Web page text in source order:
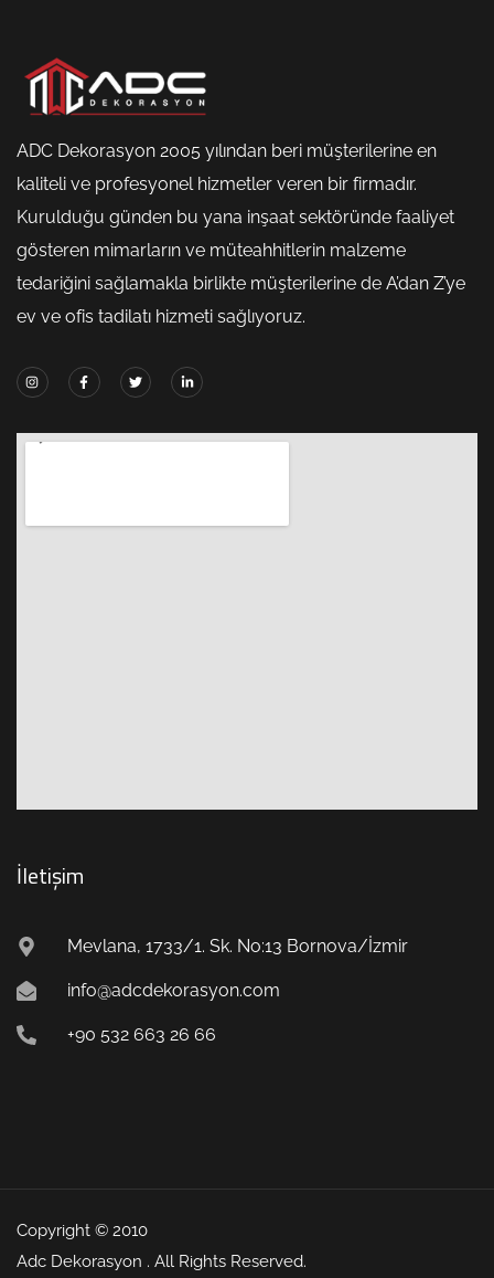
ADC Dekorasyon 2005 yılından beri müşterilerine en
kaliteli ve profesyonel hizmetler veren bir firmadır.
Kurulduğu günden bu yana inşaat sektöründe faaliyet
gösteren mimarların ve müteahhitlerin malzeme
tedariğini sağlamakla birlikte müşterilerine de A’dan Z’ye
ev ve ofis tadilatı hizmeti sağlıyoruz.
İletişim
Mevlana, 1733/1. Sk. No:13 Bornova/İzmir
info@adcdekorasyon.com
+90 532 663 26 66
Copyright © 2010
Adc Dekorasyon . All Rights Reserved.